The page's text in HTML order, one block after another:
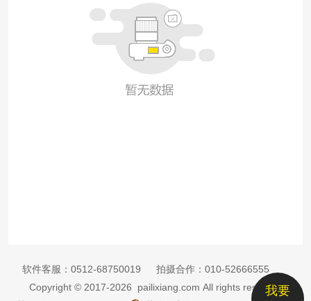
我要
软件客服： 0512-68750019 拍摄合作： 010-52666555
Copyright © 2017-2026 pailixiang.com All rights reserved